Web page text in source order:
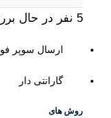
5 نفر در حال
ارسال سوپر
گارانتی دار
روش های